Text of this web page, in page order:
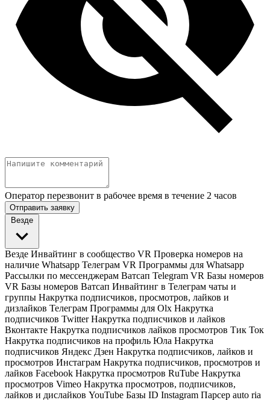
Оператор перезвонит в рабочее время в течение 2 часов
Отправить заявку
Везде
Везде Инвайтинг в сообщество VR Проверка номеров на
наличие Whatsapp Телеграм VR Программы для Whatsapp
Рассылки по мессенджерам Ватсап Telegram VR Базы номеров
VR Базы номеров Ватсап Инвайтинг в Телеграм чаты и
группы Накрутка подписчиков, просмотров, лайков и
дизлайков Телеграм Программы для Olx Накрутка
подписчиков Twitter Накрутка подписчиков и лайков
Вконтакте Накрутка подписчиков лайков просмотров Тик Ток
Накрутка подписчиков на профиль Юла Накрутка
подписчиков Яндекс Дзен Накрутка подписчиков, лайков и
просмотров Инстаграм Накрутка подписчиков, просмотров и
лайков Facebook Накрутка просмотров RuTube Накрутка
просмотров Vimeo Накрутка просмотров, подписчиков,
лайков и дислайков YouTube Базы ID Instagram Парсер auto ria